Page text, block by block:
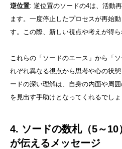
逆位置: 逆位置のソードの4は、活動
ます。一度停止したプロセスが再始
す。この際、新しい視点や考えが得ら
これらの「ソードのエース」から「
れぞれ異なる視点から思考や心の状
ードの深い理解は、自身の内面や周
を見出す手助けとなってくれるでしょ
4. ソードの数札（5～
が伝えるメッセージ